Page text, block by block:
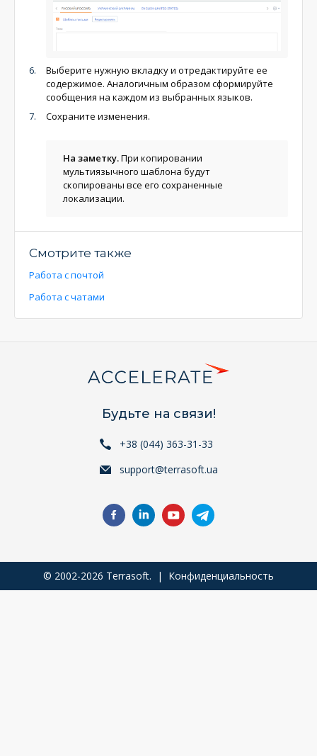
Выберите нужную вкладку и отредактируйте ее
содержимое. Аналогичным образом сформируйте
сообщения на каждом из выбранных языков.
Сохраните изменения.
На заметку.При копировании
мультиязычного шаблона будут
скопированы все его сохраненные
локализации.
Смотрите также
Работа с почтой
Работа с чатами
Будьте на связи!
+38 (044) 363-31-33
support@terrasoft.ua
© 2002-2026 Terrasoft. | Конфиденциальность